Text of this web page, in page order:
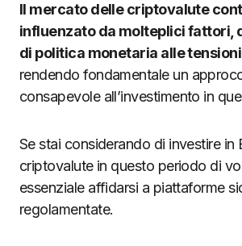
Il mercato delle criptovalute
influenzato da molteplici fattori,
di politica monetaria alle
rendendo fondamentale un
consapevole all’investimento in
Se stai considerando di investire in
criptovalute in questo periodo di
essenziale affidarsi a piattaforme
regolamentate.